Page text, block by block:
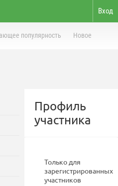
Вход
популярность Новое
Профиль
участника
Только для
зарегистрированных
участников